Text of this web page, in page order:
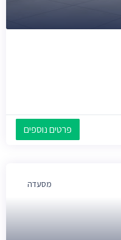
פרטים נוספים
מסעדה